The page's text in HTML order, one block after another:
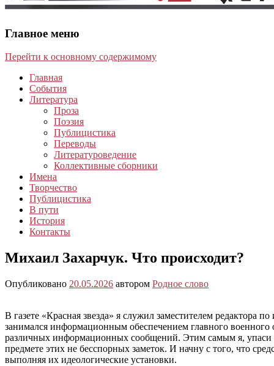
Главное меню
Перейти к основному содержимому
Главная
События
Литература
Проза
Поэзия
Публицистика
Переводы
Литературоведение
Коллективные сборники
Имена
Творчество
Публицистика
В пути
История
Контакты
Михаил Захарчук. Что происходит?
Опубликовано 20.05.2026 автором Родное слово
В газете «Красная звезда» я служил заместителем
занимался информационным обеспечением главного военного
различных информационных сообщений. Этим самым я, упаси
предмете этих не бесспорных заметок. И начну с того, что
выполняя их идеологические установки.